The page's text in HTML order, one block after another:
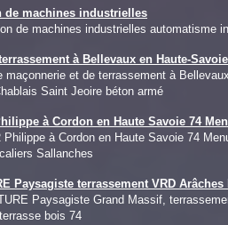
de machines industrielles
de machines industrielles automatisme
à Bellevaux en Haute-
maçonnerie et de terrassement à
Saint Jeoire béton armé
à Cordon en Haute Savoie 74
Philippe à Cordon en Haute Savoie 74
Sallanches
Paysagiste terrassement VRD
Paysagiste Grand Massif,
bois 74